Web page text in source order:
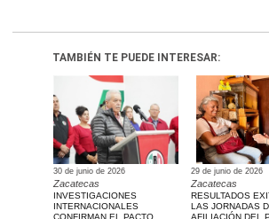
TAMBIÉN TE PUEDE INTERESAR:
30 de junio de 2026
Zacatecas
INVESTIGACIONES
INTERNACIONALES
CONFIRMAN EL PACTO
29 de junio de 2026
Zacatecas
RESULTADOS
LAS JORNADAS
AFILIACIÓN DEL